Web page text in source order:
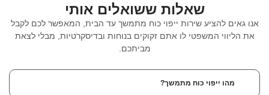
שאלות ששואלים אותי
אנו גאים להציע שירות ייפוי כוח מתמשך עד הבית, המאפשר לכם לקבל
את הליווי המשפטי לו אתם זקוקים בנוחות ובדיסקרטיות, מבלי לצאת
מביתכם.
מהו ייפוי כוח מתמשך?